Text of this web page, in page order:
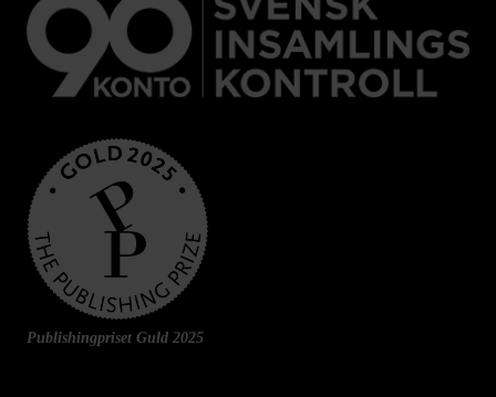
Publishingpriset Guld 2025